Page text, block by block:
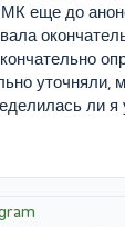
еще до
уточняли,
ли я